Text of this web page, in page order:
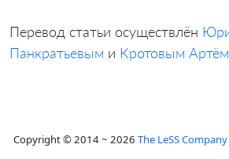
Перевод статьи осуществлён
Панкратьевым и Кротовым
Copyright © 2014 ~ 2026 The LeSS Company